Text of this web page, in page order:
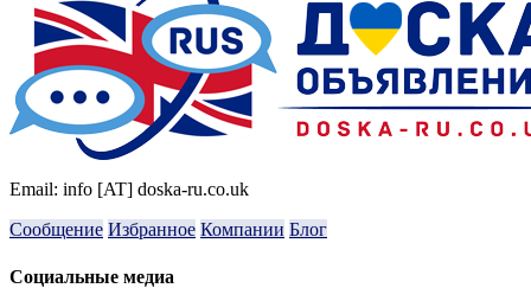
Email: info [AT] doska-ru.co.uk
Сообщение Избранное Компании Блог
Социальные медиа